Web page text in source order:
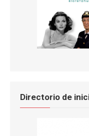
Directorio de